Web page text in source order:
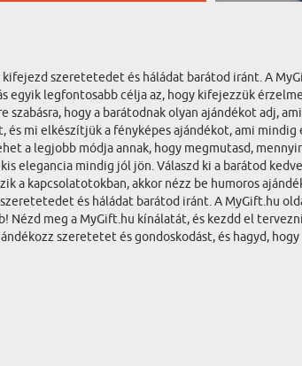
szeretetedet és háládat barátod iránt. A
legfontosabb célja az, hogy kifejezzük
hogy a barátodnak olyan ajándékot adj,
mi elkészítjük a fényképes ajándékot, ami
a legjobb módja annak, hogy megmutasd,
elegancia mindig jól jön. Válaszd ki a barátod
kapcsolatotokban, akkor nézz be humoros
és háládat barátod iránt. A MyGift.hu
meg a MyGift.hu kínálatát, és kezdd el
szeretetet és gondoskodást, és hagyd,